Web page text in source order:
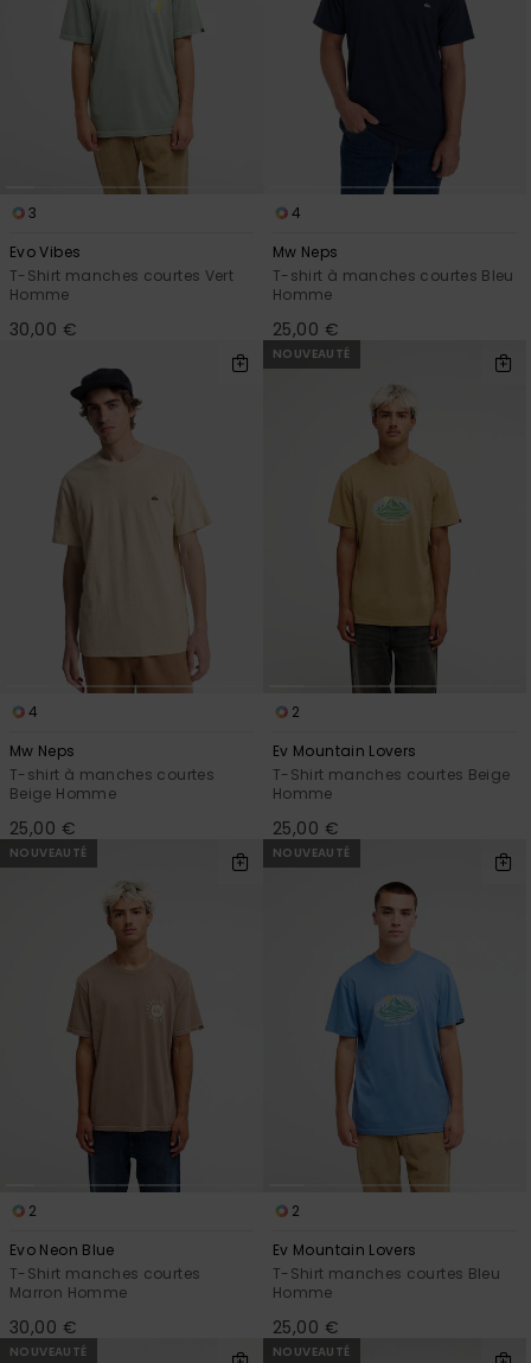
3
Evo Vibes
T-Shirt manches courtes Vert
Homme
30,00 €
4
Mw Neps
T-shirt à manches courtes Bleu
Homme
25,00 €
4
Mw Neps
T-shirt à manches courtes
Beige Homme
25,00 €
NOUVEAUTÉ
2
Ev Mountain Lovers
T-Shirt manches courtes Beige
Homme
25,00 €
NOUVEAUTÉ
2
Evo Neon Blue
T-Shirt manches courtes
Marron Homme
30,00 €
NOUVEAUTÉ
2
Ev Mountain Lovers
T-Shirt manches courtes Bleu
Homme
25,00 €
NOUVEAUTÉ NOUVEAUTÉ